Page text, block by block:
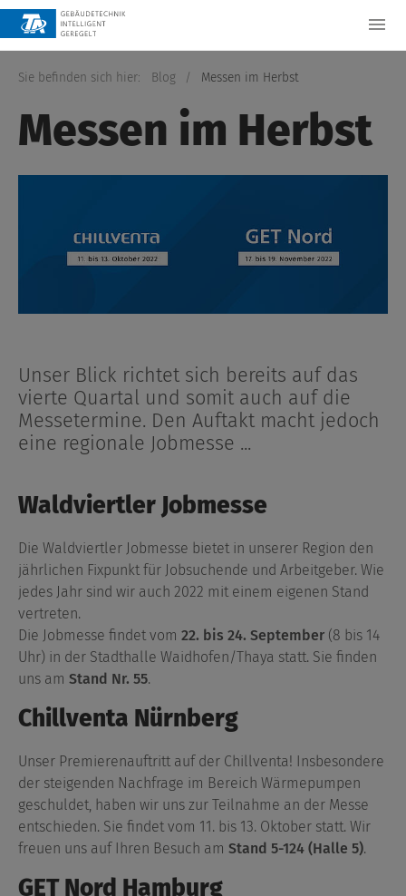
Sie befinden sich hier: Blog / Messen im Herbst
Messen im Herbst
Unser Blick richtet sich bereits auf das
vierte Quartal und somit auch auf die
Messetermine. Den Auftakt macht jedoch
eine regionale Jobmesse ...
Waldviertler Jobmesse
Die Waldviertler Jobmesse bietet in unserer Region den
jährlichen Fixpunkt für Jobsuchende und Arbeitgeber. Wie
jedes Jahr sind wir auch 2022 mit einem eigenen Stand
vertreten.
Die Jobmesse findet vom 22. bis 24. September (8 bis 14
Uhr) in der Stadthalle Waidhofen/Thaya statt. Sie finden
uns am Stand Nr. 55.
Chillventa Nürnberg
Unser Premierenauftritt auf der Chillventa! Insbesondere
der steigenden Nachfrage im Bereich Wärmepumpen
geschuldet, haben wir uns zur Teilnahme an der Messe
entschieden. Sie findet vom 11. bis 13. Oktober statt. Wir
freuen uns auf Ihren Besuch am Stand 5-124 (Halle 5).
GET Nord Hamburg